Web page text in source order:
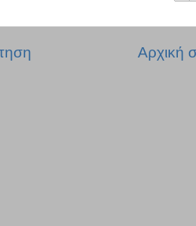
Αρχική